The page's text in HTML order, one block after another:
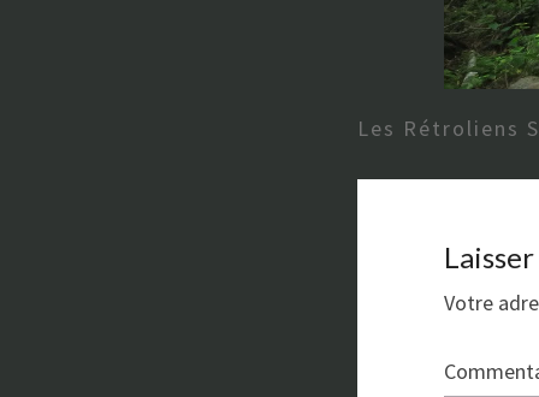
Les Rétroliens
Votre